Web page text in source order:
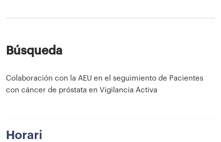
Búsqueda
Colaboración con la AEU en el seguimiento de Pacientes
con cáncer de próstata en Vigilancia Activa
Horari